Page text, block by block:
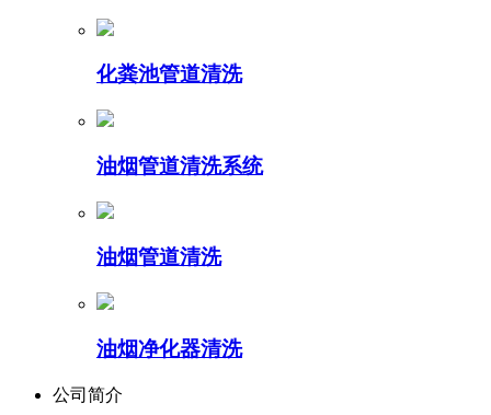
化粪池管道清洗
油烟管道清洗系统
油烟管道清洗
油烟净化器清洗
公司简介